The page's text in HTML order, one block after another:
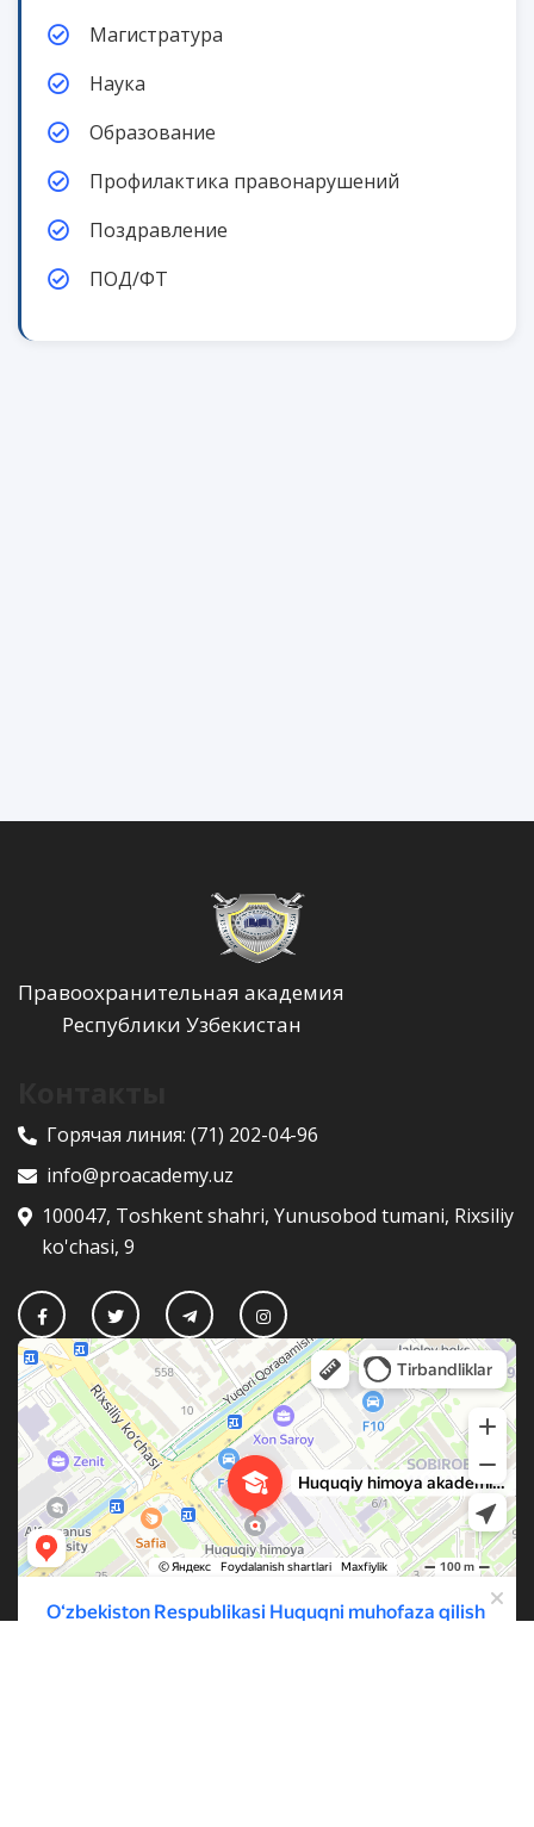
Магистратура
Наука
Образование
Профилактика правонарушений
Поздравление
ПОД/ФТ
Правоохранительная академия
Республики Узбекистан
Горячая линия: (71) 202-04-96
info@proacademy.uz
100047, Toshkent shahri, Yunusobod tumani, Rixsiliy
ko'chasi, 9